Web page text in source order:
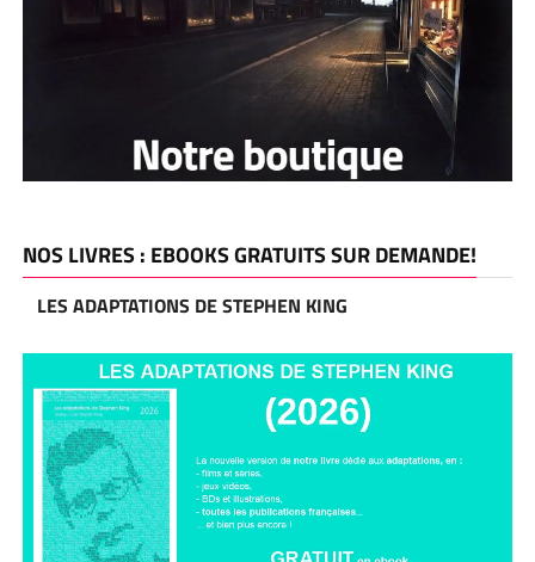
NOS LIVRES : EBOOKS GRATUITS SUR DEMANDE!
LES ADAPTATIONS DE STEPHEN KING